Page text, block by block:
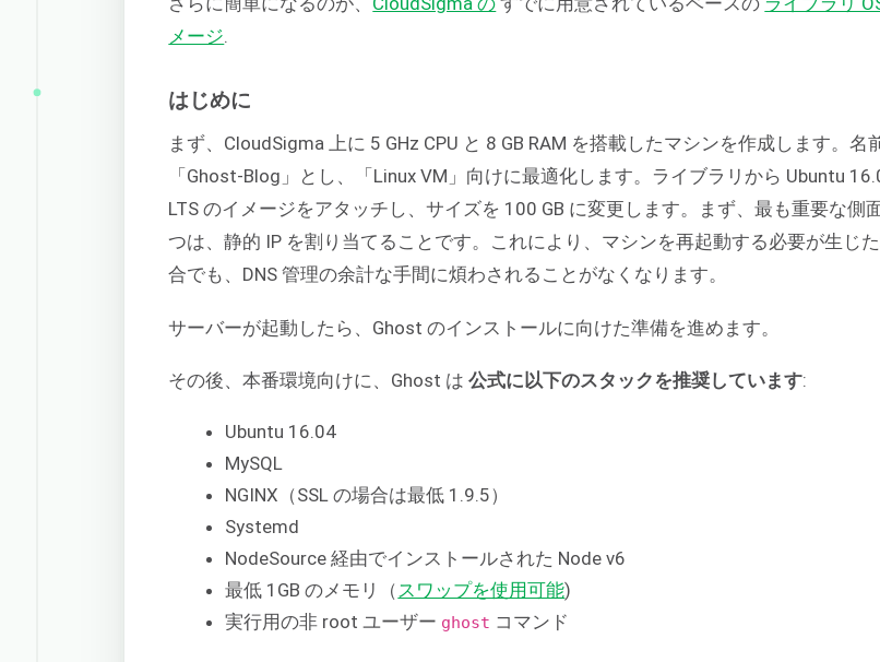
メージ
はじめに
まず、CloudSigma 上に 5 GHz CPU と 8 GB RAM を搭載したマシンを作成します。名
「Ghost-Blog」とし、「Linux VM」向けに最適化します。ライブラリから Ubuntu
LTS のイメージをアタッチし、サイズを 100 GB に変更します。まず、最も重要な側
つは、静的 IP を割り当てることです。これにより、マシンを再起動する必要が生じ
合でも、DNS 管理の余計な手間に煩わされることがなくなります。
サーバーが起動したら、Ghost のインストールに向けた準備を進めます。
その後、本番環境向けに、Ghost は公式に以下のスタックを推奨しています:
Ubuntu 16.04
MySQL
NGINX（SSL の場合は最低 1.9.5）
Systemd
NodeSource 経由でインストールされた Node v6
最低 1GB のメモリ（スワップを使用可能)
実行用の非 root ユーザー ghost コマンド